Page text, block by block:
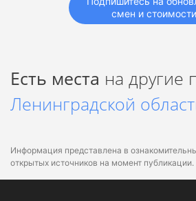
смен и стоимости
Есть места на другие
Ленинградской
Информация представлена в
открытых источников на момент публикации.